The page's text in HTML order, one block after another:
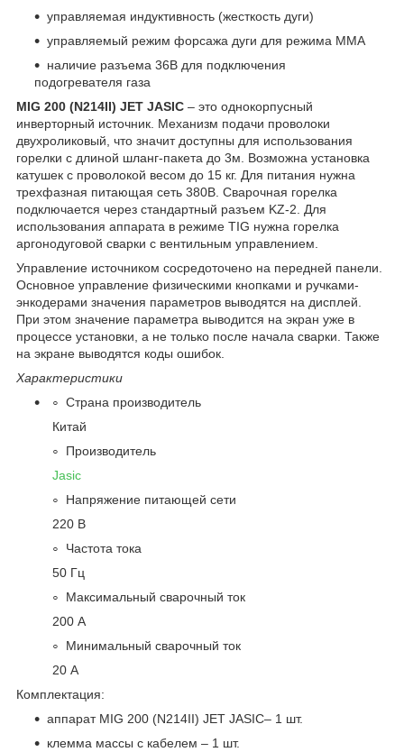
управляемая индуктивность (жесткость дуги)
управляемый режим форсажа дуги для режима ММА
наличие разъема 36В для подключения
подогревателя газа
MIG 200 (N214II) JET JASIC – это однокорпусный
инверторный источник. Механизм подачи проволоки
двухроликовый, что значит доступны для использования
горелки с длиной шланг-пакета до 3м. Возможна установка
катушек с проволокой весом до 15 кг. Для питания нужна
трехфазная питающая сеть 380В. Сварочная горелка
подключается через стандартный разъем KZ-2. Для
использования аппарата в режиме TIG нужна горелка
аргонодуговой сварки с вентильным управлением.
Управление источником сосредоточено на передней панели.
Основное управление физическими кнопками и ручками-
энкодерами значения параметров выводятся на дисплей.
При этом значение параметра выводится на экран уже в
процессе установки, а не только после начала сварки. Также
на экране выводятся коды ошибок.
Характеристики
Страна производитель
Китай
Производитель
Jasic
Напряжение питающей сети
220 В
Частота тока
50 Гц
Максимальный сварочный ток
200 А
Минимальный сварочный ток
20 А
Комплектация:
аппарат MIG 200 (N214II) JET JASIC– 1 шт.
клемма массы с кабелем – 1 шт.